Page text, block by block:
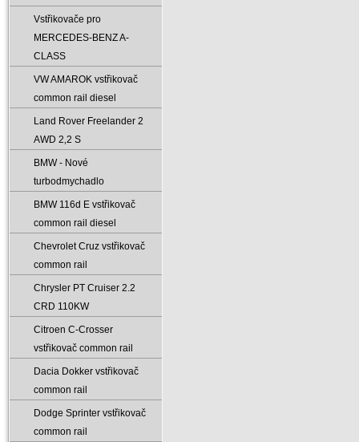
Vstřikovače pro
MERCEDES-BENZ A-
CLASS
VW AMAROK vstřikovač
common rail diesel
Land Rover Freelander 2
AWD 2‚2 S
BMW - Nové
turbodmychadlo
BMW 116d E vstřikovač
common rail diesel
Chevrolet Cruz vstřikovač
common rail
Chrysler PT Cruiser 2.2
CRD 110KW
Citroen C-Crosser
vstřikovač common rail
Dacia Dokker vstřikovač
common rail
Dodge Sprinter vstřikovač
common rail